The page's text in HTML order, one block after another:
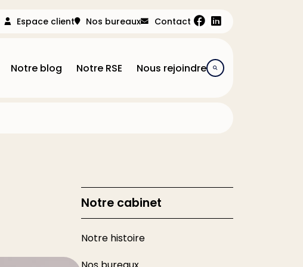
Espace client Nos bureaux Contact
Notre blog Notre RSE Nous rejoindre
Notre cabinet
Notre histoire